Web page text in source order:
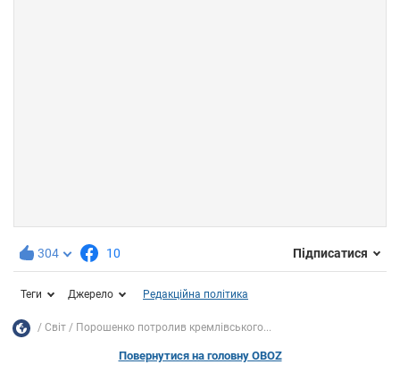
304 10 Підписатися
Теги Джерело Редакційна політика
Світ Порошенко потролив кремлівського...
Повернутися на головну OBOZ